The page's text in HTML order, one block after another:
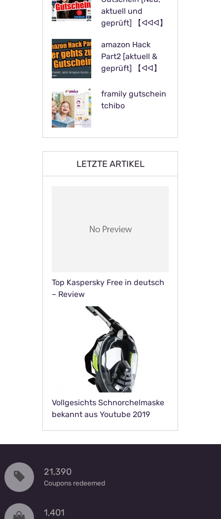
aktuell und
geprüft] 【ᐊᐊᐊ】
amazon Hack
Part2 [aktuell &
geprüft] 【ᐊᐊ】
framily gutschein
tchibo
LETZTE ARTIKEL
Top Kaspersky Free in deutsch
– Review
Vollgesichts Schnorchelmaske
bekannt aus Youtube 2019
21,390
Coupons redeemed
1,401